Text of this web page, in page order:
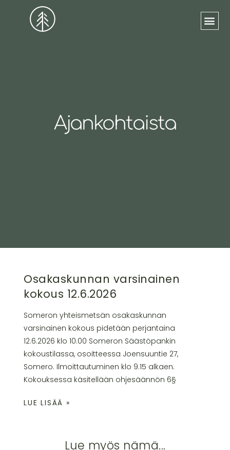
Ajankohtaista
Osakaskunnan varsinainen
kokous 12.6.2026
Someron yhteismetsän osakaskunnan
varsinainen kokous pidetään perjantaina
12.6.2026 klo 10.00 Someron Säästöpankin
kokoustilassa, osoitteessa Joensuuntie 27,
Somero. Ilmoittautuminen klo 9.15 alkaen.
Kokouksessa käsitellään ohjesäännön 6§
LUE LISÄÄ »
Lue myös nämä...